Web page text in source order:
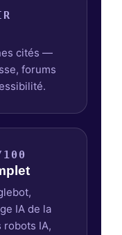
cités —
forums
IA de la
robots IA,